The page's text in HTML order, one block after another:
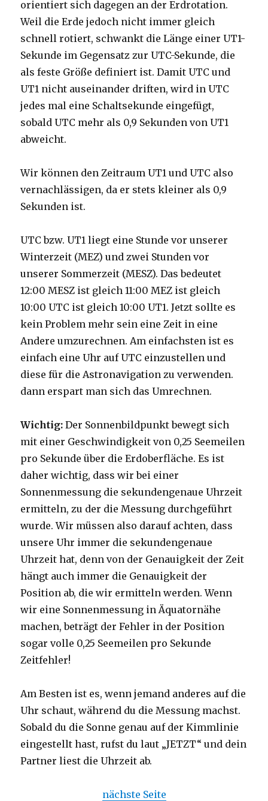
orientiert sich dagegen an der Erdrotation.
Weil die Erde jedoch nicht immer gleich
schnell rotiert, schwankt die Länge einer UT1-
Sekunde im Gegensatz zur UTC-Sekunde, die
als feste Größe definiert ist. Damit UTC und
UT1 nicht auseinander driften, wird in UTC
jedes mal eine Schaltsekunde eingefügt,
sobald UTC mehr als 0,9 Sekunden von UT1
abweicht.
Wir können den Zeitraum UT1 und UTC also
vernachlässigen, da er stets kleiner als 0,9
Sekunden ist.
UTC bzw. UT1 liegt eine Stunde vor unserer
Winterzeit (MEZ) und zwei Stunden vor
unserer Sommerzeit (MESZ). Das bedeutet
12:00 MESZ ist gleich 11:00 MEZ ist gleich
10:00 UTC ist gleich 10:00 UT1. Jetzt sollte es
kein Problem mehr sein eine Zeit in eine
Andere umzurechnen. Am einfachsten ist es
einfach eine Uhr auf UTC einzustellen und
diese für die Astronavigation zu verwenden.
dann erspart man sich das Umrechnen.
Wichtig: Der Sonnenbildpunkt bewegt sich
mit einer Geschwindigkeit von 0,25 Seemeilen
pro Sekunde über die Erdoberfläche. Es ist
daher wichtig, dass wir bei einer
Sonnenmessung die sekundengenaue Uhrzeit
ermitteln, zu der die Messung durchgeführt
wurde. Wir müssen also darauf achten, dass
unsere Uhr immer die sekundengenaue
Uhrzeit hat, denn von der Genauigkeit der Zeit
hängt auch immer die Genauigkeit der
Position ab, die wir ermitteln werden. Wenn
wir eine Sonnenmessung in Äquatornähe
machen, beträgt der Fehler in der Position
sogar volle 0,25 Seemeilen pro Sekunde
Zeitfehler!
Am Besten ist es, wenn jemand anderes auf die
Uhr schaut, während du die Messung machst.
Sobald du die Sonne genau auf der Kimmlinie
eingestellt hast, rufst du laut „JETZT“ und dein
Partner liest die Uhrzeit ab.
nächste Seite